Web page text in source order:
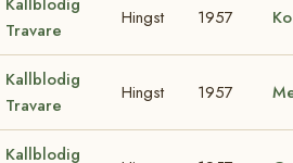
Travare
Hingst 1957
Kallblodig
Travare
Hingst 1957
Kallblodig